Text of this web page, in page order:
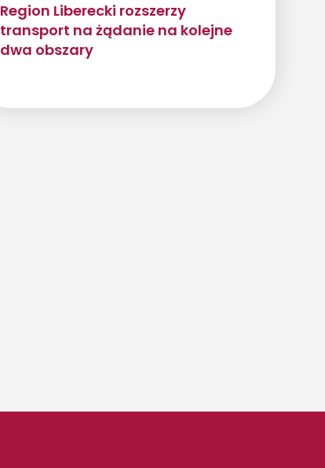
Region Liberecki rozszerzy
transport na żądanie na kolejne
dwa obszary